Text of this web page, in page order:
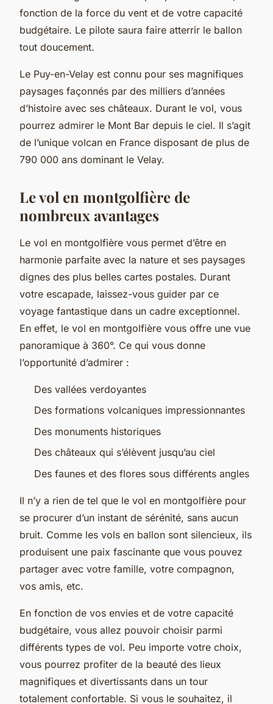
fonction de la force du vent et de votre capacité
budgétaire. Le pilote saura faire atterrir le ballon
tout doucement.
Le Puy-en-Velay est connu pour ses magnifiques
paysages façonnés par des milliers d’années
d’histoire avec ses châteaux. Durant le vol, vous
pourrez admirer le Mont Bar depuis le ciel. Il s’agit
de l’unique volcan en France disposant de plus de
790 000 ans dominant le Velay.
Le vol en montgolfière de
nombreux avantages
Le vol en montgolfière vous permet d’être en
harmonie parfaite avec la nature et ses paysages
dignes des plus belles cartes postales. Durant
votre escapade, laissez-vous guider par ce
voyage fantastique dans un cadre exceptionnel.
En effet, le vol en montgolfière vous offre une vue
panoramique à 360°. Ce qui vous donne
l’opportunité d’admirer :
Des vallées verdoyantes
Des formations volcaniques impressionnantes
Des monuments historiques
Des châteaux qui s’élèvent jusqu’au ciel
Des faunes et des flores sous différents angles
Il n’y a rien de tel que le vol en montgolfière pour
se procurer d’un instant de sérénité, sans aucun
bruit. Comme les vols en ballon sont silencieux, ils
produisent une paix fascinante que vous pouvez
partager avec votre famille, votre compagnon,
vos amis, etc.
En fonction de vos envies et de votre capacité
budgétaire, vous allez pouvoir choisir parmi
différents types de vol. Peu importe votre choix,
vous pourrez profiter de la beauté des lieux
magnifiques et divertissants dans un tour
totalement confortable. Si vous le souhaitez, il